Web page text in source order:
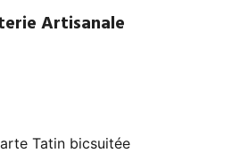
Artisanale
Tatin bicsuitée